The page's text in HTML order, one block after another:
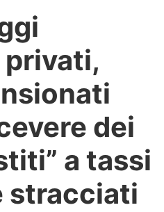
dei
a tassi
stracciati